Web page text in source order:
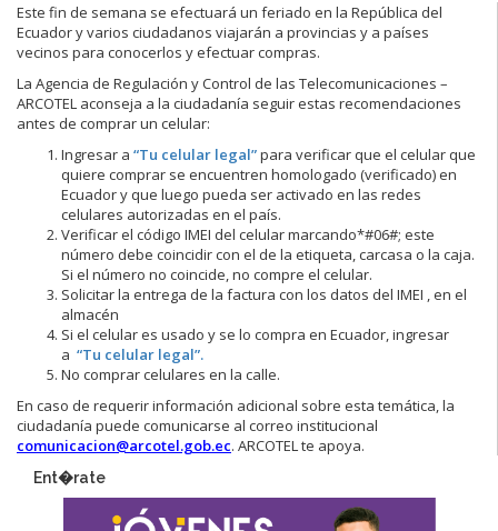
Este fin de semana se efectuará un feriado en la República del
Ecuador y varios ciudadanos viajarán a provincias y a países
vecinos para conocerlos y efectuar compras.
La Agencia de Regulación y Control de las Telecomunicaciones –
ARCOTEL aconseja a la ciudadanía seguir estas recomendaciones
antes de comprar un celular:
Ingresar a “Tu celular legal”para verificar que el celular que
quiere comprar se encuentren homologado (verificado) en
Ecuador y que luego pueda ser activado en las redes
celulares autorizadas en el país.
Verificar el código IMEI del celular marcando*#06#; este
número debe coincidir con el de la etiqueta, carcasa o la caja.
Si el número no coincide, no compre el celular.
Solicitar la entrega de la factura con los datos del IMEI , en el
almacén
Si el celular es usado y se lo compra en Ecuador, ingresar
a “Tu celular legal”.
No comprar celulares en la calle.
En caso de requerir información adicional sobre esta temática, la
ciudadanía puede comunicarse al correo institucional
comunicacion@arcotel.gob.ec. ARCOTEL te apoya.
Ent�rate